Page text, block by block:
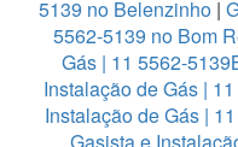
5139 no Belenzinho |
5562-5139 no Bom
Gás | 11 5562-
Instalação de Gás |
Instalação de Gás |